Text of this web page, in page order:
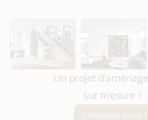
Un projet
sur mesure ?
Contactez-nous !